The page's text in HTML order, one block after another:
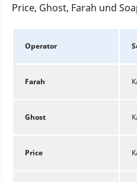
Price, Ghost, Farah und
Operator
Farah
Ghost
Price